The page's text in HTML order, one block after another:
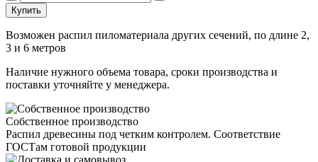
Купить
Возможен распил пиломатериала других сечений, по длине 2,
3 и 6 метров
Наличие нужного объема товара, сроки производства и
поставки уточняйте у менеджера.
Собственное производство
Распил древесины под четким контролем. Соответствие
ГОСТам готовой продукции